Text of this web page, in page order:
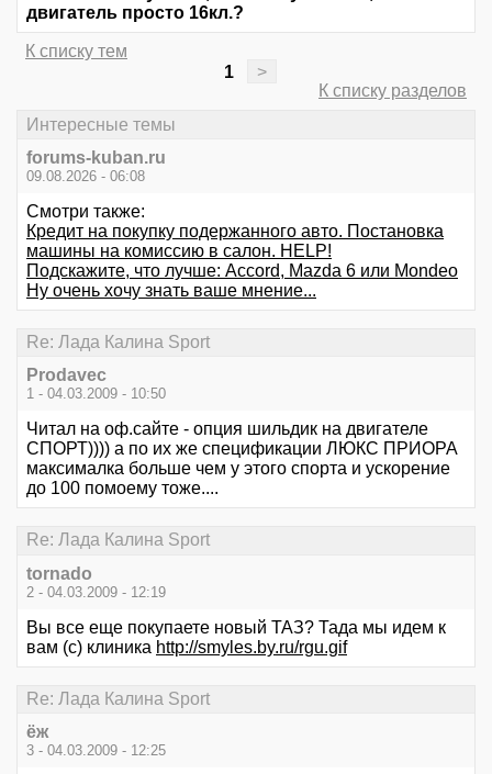
двигатель просто 16кл.?
К списку тем
1
>
К списку разделов
Интересные темы
forums-kuban.ru
09.08.2026 - 06:08
Смотри также:
Кредит на покупку подержанного авто. Постановка
машины на комиссию в салон. HELP!
Подскажите, что лучше: Accord, Mazda 6 или Mondeo
Ну очень хочу знать ваше мнение...
Re: Лада Калина Sport
Prodavec
1 - 04.03.2009 - 10:50
Читал на оф.сайте - опция шильдик на двигателе
СПОРТ)))) а по их же спецификации ЛЮКС ПРИОРА
максималка больше чем у этого спорта и ускорение
до 100 помоему тоже....
Re: Лада Калина Sport
tornado
2 - 04.03.2009 - 12:19
Вы все еще покупаете новый ТАЗ? Тада мы идем к
вам (с) клиника http://smyles.by.ru/rgu.gif
Re: Лада Калина Sport
ёж
3 - 04.03.2009 - 12:25